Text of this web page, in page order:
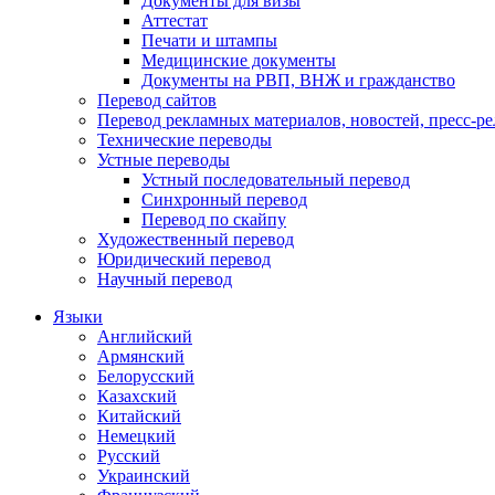
Аттестат
Печати и штампы
Медицинские документы
Документы на РВП, ВНЖ и гражданство
Перевод сайтов
Перевод рекламных материалов, новостей, пресс-
Технические переводы
Устные переводы
Устный последовательный перевод
Синхронный перевод
Перевод по скайпу
Художественный перевод
Юридический перевод
Научный перевод
Языки
Английский
Армянский
Белорусский
Казахский
Китайский
Немецкий
Русский
Украинский